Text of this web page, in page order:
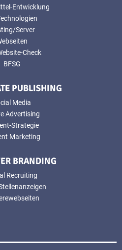
Entwicklung
Server
Check
BFSG
PUBLISHING
Media
Advertising
Strategie
Marketing
BRANDING
Recruiting